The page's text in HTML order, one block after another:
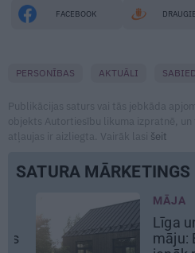
FACEBOOK
PERSONĪBAS AKTUĀLI
Publikācijas saturs vai tās jebkāda
objekts Autortiesību likuma izpratnē, un
atļaujas ir aizliegta. Vairāk lasi šeit
SATURA MĀRKETINGS
Līga un Ēriks
māju: Brīdis, kad